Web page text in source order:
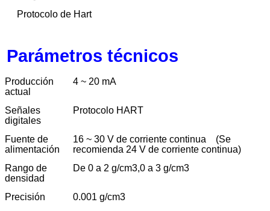
Protocolo de Hart
Parámetros técnicos
Producción
actual
4 ~ 20 mA
Señales
digitales
Protocolo HART
Fuente de
alimentación
16 ~ 30 V de corriente continua
(Se
recomienda 24 V de corriente continua)
Rango de
densidad
De 0 a 2 g/cm3,0 a 3 g/cm3
Precisión
0.001 g/cm3